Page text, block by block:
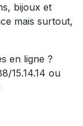
bijoux et
mais surtout,
en ligne ?
15.14.14 ou